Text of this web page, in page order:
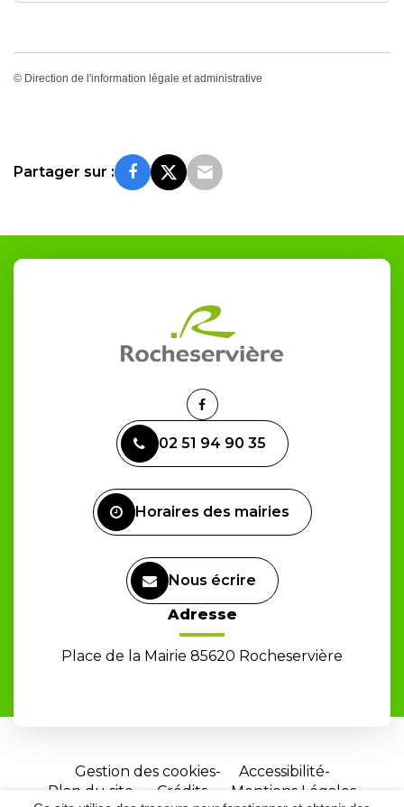
© Direction de l'information légale et administrative
Partager sur :
Lien
le
compte
02 51 94 90 35
Horaires des mairies
Nous écrire
Adresse
Place de la Mairie 85620 Rocheservière
Gestion des cookies
Accessibilité
Plan du site
Crédits Mentions Légales